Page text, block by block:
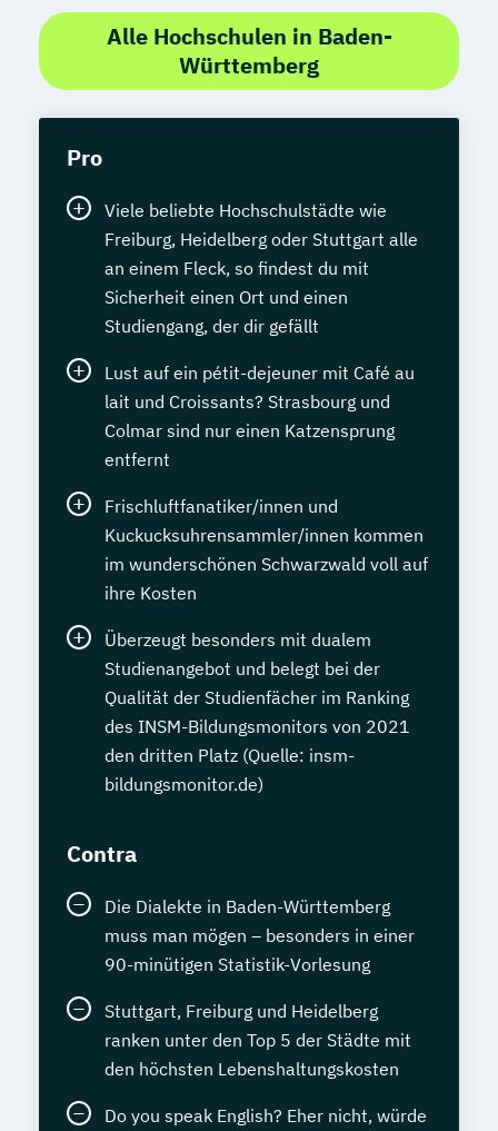
Alle Hochschulen in Baden-
Württemberg
Pro
Viele beliebte Hochschulstädte wie
Freiburg, Heidelberg oder Stuttgart alle
an einem Fleck, so findest du mit
Sicherheit einen Ort und einen
Studiengang, der dir gefällt
Lust auf ein pétit-dejeuner mit Café au
lait und Croissants? Strasbourg und
Colmar sind nur einen Katzensprung
entfernt
Frischluftfanatiker/innen und
Kuckucksuhrensammler/innen kommen
im wunderschönen Schwarzwald voll auf
ihre Kosten
Überzeugt besonders mit dualem
Studienangebot und belegt bei der
Qualität der Studienfächer im Ranking
des INSM-Bildungsmonitors von 2021
den dritten Platz (Quelle: insm-
bildungsmonitor.de)
Contra
Die Dialekte in Baden-Württemberg
muss man mögen – besonders in einer
90-minütigen Statistik-Vorlesung
Stuttgart, Freiburg und Heidelberg
ranken unter den Top 5 der Städte mit
den höchsten Lebenshaltungskosten
Do you speak English? Eher nicht, würde